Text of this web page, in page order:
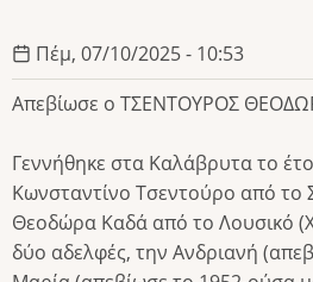
Πέμ, 07/10/2025 - 10:53
Απεβίωσε ο ΤΣΕΝΤΟΥΡΟΣ
Γεννήθηκε στα Καλάβρυτα το
Κωνσταντίνο Τσεντούρο από το
Θεοδώρα Καδά από το Λουσικό
δύο αδελφές, την Ανδριανή